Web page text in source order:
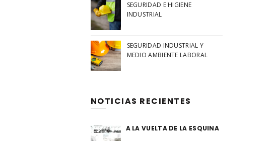
SEGURIDAD E HIGIENE
INDUSTRIAL
SEGURIDAD INDUSTRIAL Y
MEDIO AMBIENTE LABORAL
NOTICIAS RECIENTES
A LA VUELTA DE LA ESQUINA